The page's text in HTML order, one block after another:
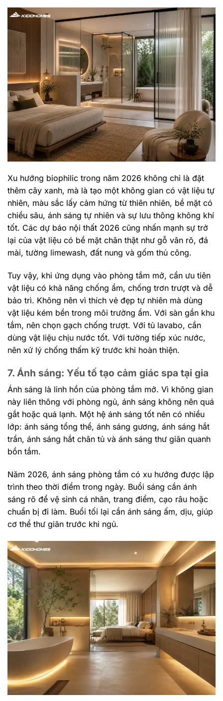
Xu hướng biophilic trong năm 2026 không chỉ là đặt
thêm cây xanh, mà là tạo một không gian có vật liệu tự
nhiên, màu sắc lấy cảm hứng từ thiên nhiên, bề mặt có
chiều sâu, ánh sáng tự nhiên và sự lưu thông không khí
tốt. Các dự báo nội thất 2026 cũng nhấn mạnh sự trở
lại của vật liệu có bề mặt chân thật như gỗ vân rõ, đá
mài, tường limewash, đất nung và gốm thủ công.
Tuy vậy, khi ứng dụng vào phòng tắm mở, cần ưu tiên
vật liệu có khả năng chống ẩm, chống trơn trượt và dễ
bảo trì. Không nên vì thích vẻ đẹp tự nhiên mà dùng
vật liệu kém bền trong môi trường ẩm. Với sàn gần khu
tắm, nên chọn gạch chống trượt. Với tủ lavabo, cần
dùng vật liệu chịu nước tốt. Với tường tiếp xúc nước,
nên xử lý chống thấm kỹ trước khi hoàn thiện.
7. Ánh sáng: Yếu tố tạo cảm giác spa tại gia
Ánh sáng là linh hồn của phòng tắm mở. Vì không gian
này liên thông với phòng ngủ, ánh sáng không nên quá
gắt hoặc quá lạnh. Một hệ ánh sáng tốt nên có nhiều
lớp: ánh sáng tổng thể, ánh sáng gương, ánh sáng hắt
trần, ánh sáng hắt chân tủ và ánh sáng thư giãn quanh
bồn tắm.
Năm 2026, ánh sáng phòng tắm có xu hướng được lập
trình theo thời điểm trong ngày. Buổi sáng cần ánh
sáng rõ để vệ sinh cá nhân, trang điểm, cạo râu hoặc
chuẩn bị đi làm. Buổi tối lại cần ánh sáng ấm, dịu, giúp
cơ thể thư giãn trước khi ngủ.